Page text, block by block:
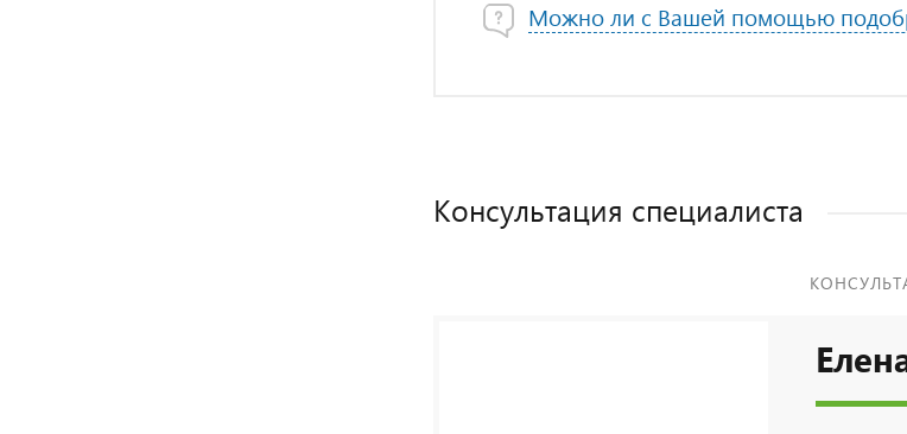
Можно ли с Вашей помощью
Консультация специалиста